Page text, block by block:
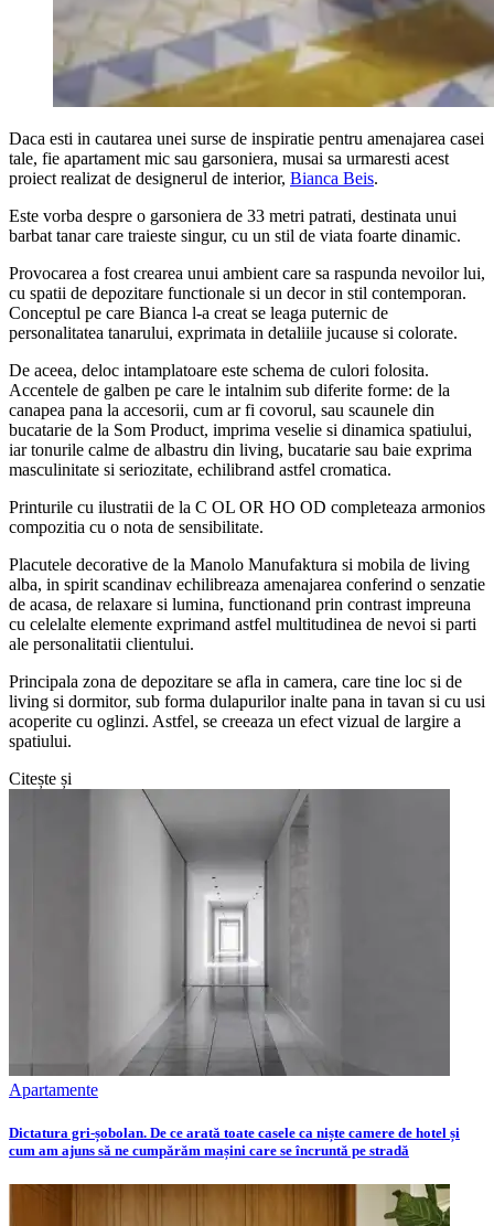
Daca esti in cautarea unei surse de inspiratie pentru amenajarea casei
tale, fie apartament mic sau garsoniera, musai sa urmaresti acest
proiect realizat de designerul de interior, Bianca Beis.
Este vorba despre o garsoniera de 33 metri patrati, destinata unui
barbat tanar care traieste singur, cu un stil de viata foarte dinamic.
Provocarea a fost crearea unui ambient care sa raspunda nevoilor lui,
cu spatii de depozitare functionale si un decor in stil contemporan.
Conceptul pe care Bianca l-a creat se leaga puternic de
personalitatea tanarului, exprimata in detaliile jucause si colorate.
De aceea, deloc intamplatoare este schema de culori folosita.
Accentele de galben pe care le intalnim sub diferite forme: de la
canapea pana la accesorii, cum ar fi covorul, sau scaunele din
bucatarie de la Som Product, imprima veselie si dinamica spatiului,
iar tonurile calme de albastru din living, bucatarie sau baie exprima
masculinitate si seriozitate, echilibrand astfel cromatica.
Printurile cu ilustratii de la C OL OR HO OD completeaza armonios
compozitia cu o nota de sensibilitate.
Placutele decorative de la Manolo Manufaktura si mobila de living
alba, in spirit scandinav echilibreaza amenajarea conferind o senzatie
de acasa, de relaxare si lumina, functionand prin contrast impreuna
cu celelalte elemente exprimand astfel multitudinea de nevoi si parti
ale personalitatii clientului.
Principala zona de depozitare se afla in camera, care tine loc si de
living si dormitor, sub forma dulapurilor inalte pana in tavan si cu usi
acoperite cu oglinzi. Astfel, se creeaza un efect vizual de largire a
spatiului.
Citește și
Apartamente
Dictatura gri-șobolan. De ce arată toate casele ca niște camere de hotel și
cum am ajuns să ne cumpărăm mașini care se încruntă pe stradă